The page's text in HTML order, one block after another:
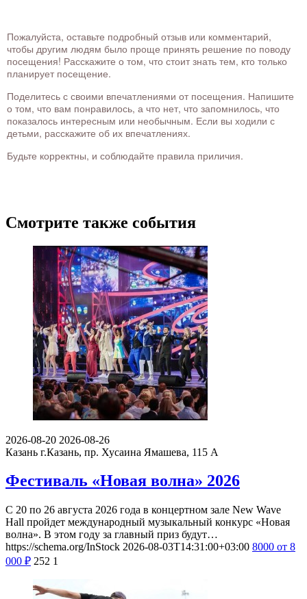
Пожалуйста, оставьте подробный отзыв или комментарий,
чтобы другим людям было проще принять решение по поводу
посещения! Расскажите о том, что стоит знать тем, кто только
планирует посещение.
Поделитесь с своими впечатлениями от посещения. Напишите
о том, что вам понравилось, а что нет, что запомнилось, что
показалось интересным или необычным. Если вы ходили с
детьми, расскажите об их впечатлениях.
Будьте корректны, и соблюдайте правила приличия.
Смотрите также события
2026-08-20 2026-08-26
Казань г.Казань, пр. Хусаина Ямашева, 115 A
Фестиваль «Новая волна» 2026
С 20 по 26 августа 2026 года в концертном зале New Wave
Hall пройдет международный музыкальный конкурс «Новая
волна». В этом году за главный приз будут…
https://schema.org/InStock 2026-08-03T14:31:00+03:00 8000 от 8
000 ₽ 252 1